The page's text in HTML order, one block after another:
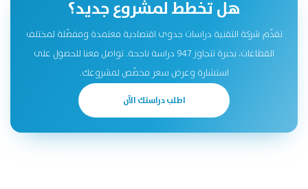
هل تخطط لمشروع جديد؟
تقدّم شركة التقنية دراسات جدوى اقتصادية معتمدة ومفصّلة لمختلف
القطاعات، بخبرة تتجاوز 947 دراسة ناجحة. تواصل معنا للحصول على
استشارة وعرض سعر مخصّص لمشروعك.
اطلب دراستك الآن